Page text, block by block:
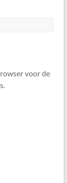
voor de